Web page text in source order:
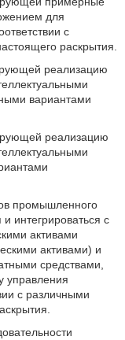
для
с
раскрытия.
реализацию
вариантами
реализацию
промышленного
интегрироваться с
активами
активами) и
средствами,
управления
с различными